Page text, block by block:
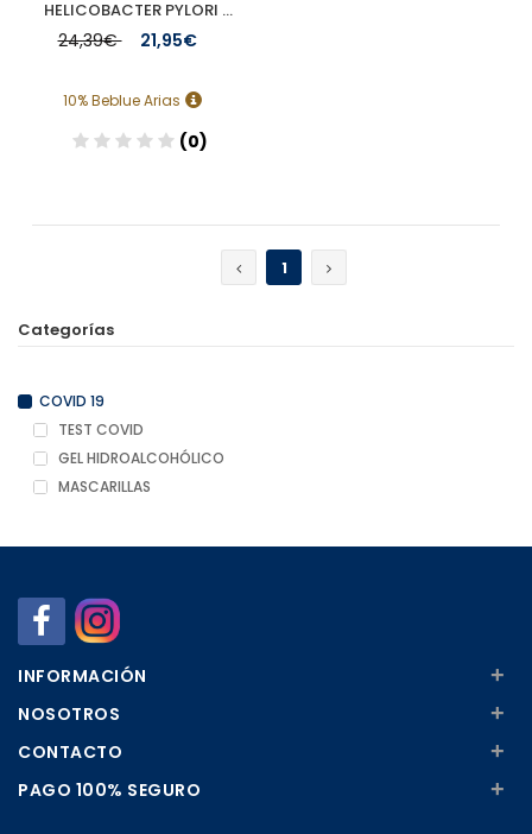
HELICOBACTER PYLORI ANTIGEN TEST PRIMA HOME 1 UNIDAD
24,39€ 21,95€
10% Beblue Arias
(0)
1
Categorías
COVID 19
TEST COVID
GEL HIDROALCOHÓLICO
MASCARILLAS
INFORMACIÓN +
NOSOTROS +
CONTACTO +
PAGO 100% SEGURO +